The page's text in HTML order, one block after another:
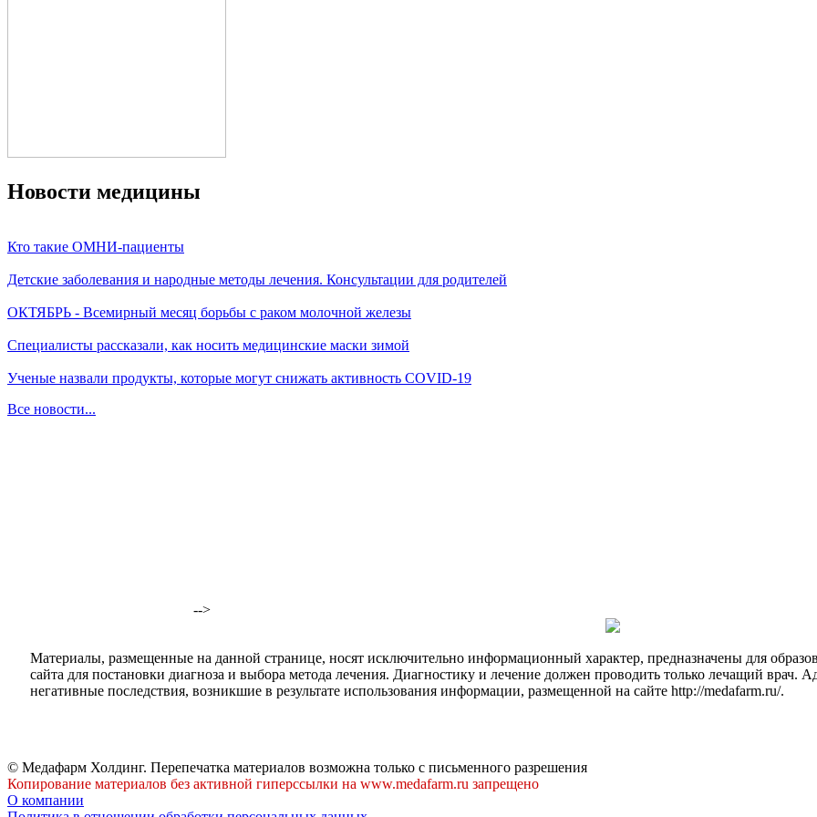
Новости медицины
Кто такие ОМНИ-пациенты
Детские заболевания и народные методы лечения. Консультации для родителей
ОКТЯБРЬ - Всемирный месяц борьбы с раком молочной железы
Специалисты рассказали, как носить медицинские маски зимой
Ученые назвали продукты, которые могут снижать активность COVID-19
Все новости...
-->
Материалы, размещенные на данной странице, носят исключительно информационный характер, предназначены для
сайта для постановки диагноза и выбора метода лечения. Диагностику и лечение должен проводить только лечащий врач.
негативные последствия, возникшие в результате использования информации, размещенной на сайте http://medafarm.ru/.
© Медафарм Холдинг. Перепечатка материалов возможна только с письменного разрешения
Копирование материалов без активной гиперссылки на www.medafarm.ru запрещено
О компании